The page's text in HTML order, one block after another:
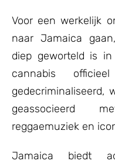
Voor een werkelijk
naar Jamaica
diep geworteld is
cannabis
gedecriminaliseerd,
geassocieerd
reggaemuziek en
Jamaica biedt